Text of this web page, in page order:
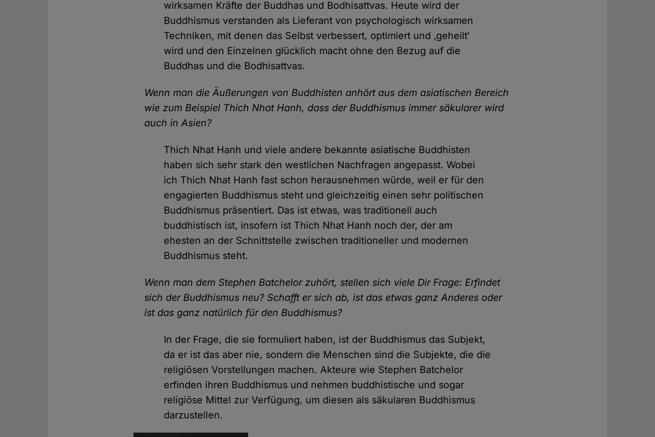
wirksamen Kräfte der Buddhas und Bodhisattvas. Heute wird der
Buddhismus verstanden als Lieferant von psychologisch wirksamen
Techniken, mit denen das Selbst verbessert, optimiert und ‚geheilt‘
wird und den Einzelnen glücklich macht ohne den Bezug auf die
Buddhas und die Bodhisattvas.
Wenn man die Äußerungen von Buddhisten anhört aus dem asiatischen Bereich
wie zum Beispiel Thich Nhat Hanh, dass der Buddhismus immer säkularer wird
auch in Asien?
Thich Nhat Hanh und viele andere bekannte asiatische Buddhisten
haben sich sehr stark den westlichen Nachfragen angepasst. Wobei
ich Thich Nhat Hanh fast schon herausnehmen würde, weil er für den
engagierten Buddhismus steht und gleichzeitig einen sehr politischen
Buddhismus präsentiert. Das ist etwas, was traditionell auch
buddhistisch ist, insofern ist Thich Nhat Hanh noch der, der am
ehesten an der Schnittstelle zwischen traditioneller und modernen
Buddhismus steht.
Wenn man dem Stephen Batchelor zuhört, stellen sich viele Dir Frage: Erfindet
sich der Buddhismus neu? Schafft er sich ab, ist das etwas ganz Anderes oder
ist das ganz natürlich für den Buddhismus?
In der Frage, die sie formuliert haben, ist der Buddhismus das Subjekt,
da er ist das aber nie, sondern die Menschen sind die Subjekte, die die
religiösen Vorstellungen machen. Akteure wie Stephen Batchelor
erfinden ihren Buddhismus und nehmen buddhistische und sogar
religiöse Mittel zur Verfügung, um diesen als säkularen Buddhismus
darzustellen.